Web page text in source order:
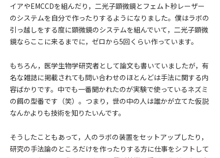
イアやEMCCDを組んだり，二光子顕微鏡とフェムト秒レーザー
のシステムを自分で作ったりするようになりました。僕はラボの
引っ越しをする度に顕微鏡のシステムを組んでいて，二光子顕微
鏡ならここに来るまでに，ゼロから5回くらい作っています。
もちろん，医学生物学研究者として論文も書いていましたが，有
名な雑誌に掲載されても問い合わせのほとんどは手法に関する内
容ばかりです。中でも一番聞かれたのが実験で使っているネズミ
の餌の型番です（笑）。つまり，世の中の人は誰かが立てた仮説
なんかよりも技術を知りたいんです。
そうしたこともあって，人のラボの装置をセットアップしたり，
研究の手法論のところだけを作ったりする方に仕事をシフトして